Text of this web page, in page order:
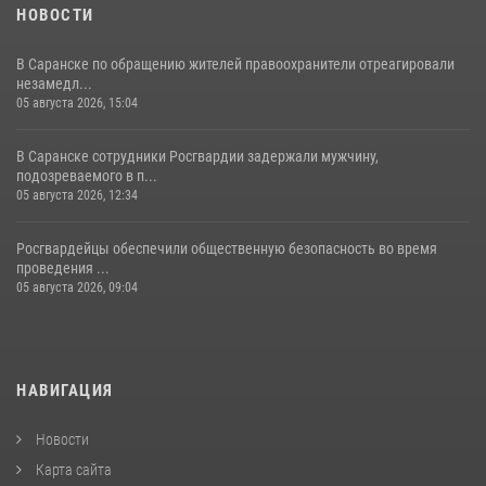
НОВОСТИ
В Саранске по обращению жителей правоохранители отреагировали
незамедл...
05 августа 2026, 15:04
В Саранске сотрудники Росгвардии задержали мужчину,
подозреваемого в п...
05 августа 2026, 12:34
Росгвардейцы обеспечили общественную безопасность во время
проведения ...
05 августа 2026, 09:04
НАВИГАЦИЯ
Новости
Карта сайта